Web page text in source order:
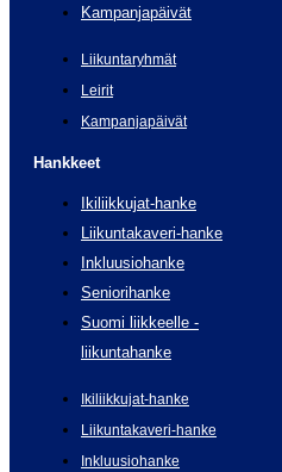
Kampanjapäivät
Liikuntaryhmät
Leirit
Kampanjapäivät
Hankkeet
Ikiliikkujat-hanke
Liikuntakaveri-hanke
Inkluusiohanke
Seniorihanke
Suomi liikkeelle -
liikuntahanke
Ikiliikkujat-hanke
Liikuntakaveri-hanke
Inkluusiohanke